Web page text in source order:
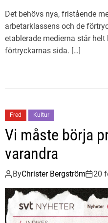
Det behövs nya, fristående
arbetarklassens och de
etablerade medierna står helt
förtryckarnas sida. […]
Fred Kultur
Vi måste börja
varandra
ByChrister Bergström 20